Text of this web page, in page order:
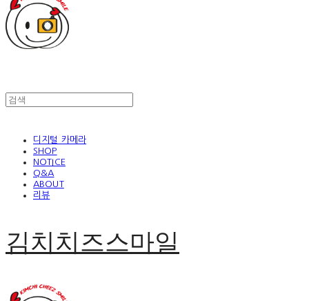
디지털 카메라
SHOP
NOTICE
Q&A
ABOUT
리뷰
김치치즈스마일